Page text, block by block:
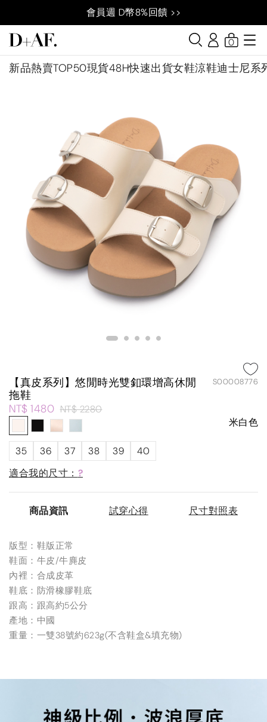
會員週 D幣8%回饋 >>
新品熱賣TOP50現貨48H快速出貨女鞋涼鞋迪士尼系
0
【真皮系列】悠閒時光雙釦環增高休閒
拖鞋
S00008776
NT$ 1480 NT$ 2280
米白色
35 36 37 38 39
40
適合我的尺寸： ?
商品資訊 試穿心得 尺寸對照表
版型：鞋版正常
鞋面：牛皮/牛麂皮
內裡：合成皮革
鞋底：防滑橡膠鞋底
跟高：跟高約5公分
產地：中國
重量：一雙38號約623g(不含鞋盒&填充物)